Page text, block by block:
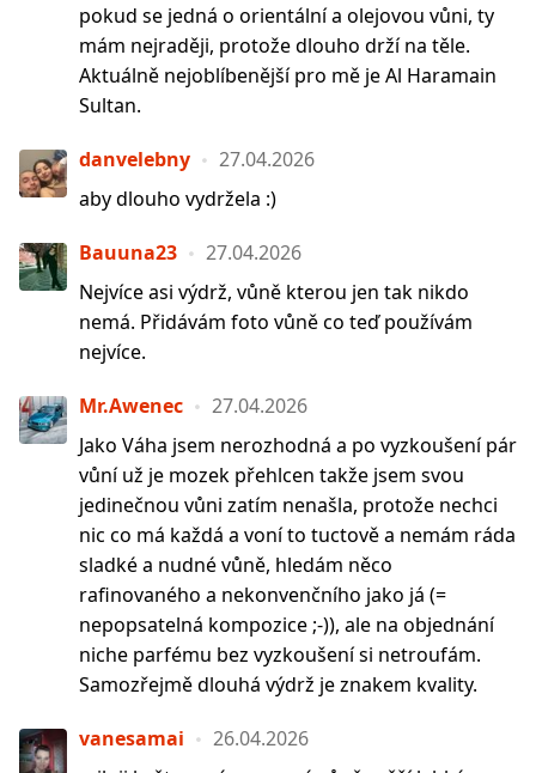
pokud se jedná o orientální a olejovou vůni, ty
mám nejraději, protože dlouho drží na těle.
Aktuálně nejoblíbenější pro mě je Al Haramain
Sultan.
danvelebny
27.04.2026
aby dlouho vydržela :)
Bauuna23
27.04.2026
Nejvíce asi výdrž, vůně kterou jen tak nikdo
nemá. Přidávám foto vůně co teď používám
nejvíce.
Mr.Awenec
27.04.2026
Jako Váha jsem nerozhodná a po vyzkoušení pár
vůní už je mozek přehlcen takže jsem svou
jedinečnou vůni zatím nenašla, protože nechci
nic co má každá a voní to tuctově a nemám ráda
sladké a nudné vůně, hledám něco
rafinovaného a nekonvenčního jako já (=
nepopsatelná kompozice ;-)), ale na objednání
niche parfému bez vyzkoušení si netroufám.
Samozřejmě dlouhá výdrž je znakem kvality.
vanesamai
26.04.2026